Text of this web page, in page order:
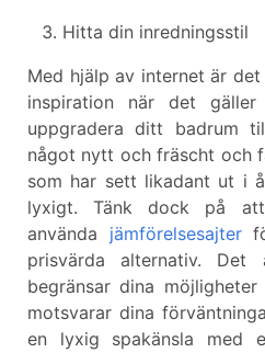
Hitta din inredningsstil
Med hjälp av internet är
inspiration när det
uppgradera ditt badrum
något nytt och fräscht och
som har sett likadant ut i
lyxigt. Tänk dock på
använda jämförelsesajter
prisvärda alternativ.
begränsar dina
motsvarar dina
en lyxig spakänsla med